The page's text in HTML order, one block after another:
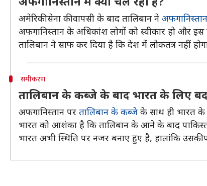
अमेरिकी सेना की वापसी के बाद तालिबान ने
अफगानिस्तान के अधिकांश लोगों को स्वीकार हो और
तालिबान ने साफ कर दिया है कि देश में लोकतंत्र नहीं
समीकरण
तालिबान के कब्जे के बाद भारत के लिए
अफगानिस्तान पर तालिबान के कब्जे के साथ ही भारत
भारत को आशंका है कि तालिबान के आने के बाद
भारत अभी स्थिति पर नजर बनाए हुए है, हालांकि उसकी